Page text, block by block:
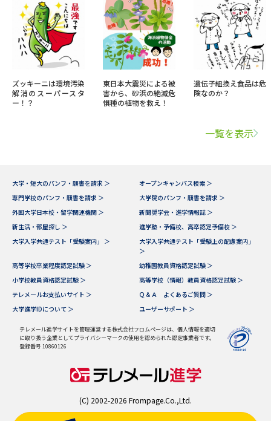
ズッキーニは環境汚染
解消のスーパースタ
ー！？
東日本大震災による被
害から、砂浜の絶滅危
惧種の植物を救え！
遺伝子組換え食品は危
険なのか？
一覧を表示
大学・短大のパンフ・願書を請求 ＞
オープンキャンパス検索 ＞
専門学校のパンフ・願書を請求 ＞
大学院のパンフ・願書を請求 ＞
外国大学日本校・留学関連機関 ＞
新聞奨学会・進学情報誌 ＞
新生活・部屋探し ＞
進学塾・予備校、高卒認定予備校 ＞
大学入学共通テスト「受験案内」 ＞
大学入学共通テスト「受験上の配慮案内」
＞
高等学校卒業程度認定試験 ＞
幼稚園教員資格認定試験 ＞
小学校教員資格認定試験 ＞
高等学校（情報）教員資格認定試験 ＞
テレメールお支払いサイト ＞
Ｑ＆Ａ よくあるご質問 ＞
大学進学IDについて ＞
ユーザーサポート ＞
テレメール進学サイトを管理運営する株式会社フロムページは、個人情報を適切
に取り扱う企業としてプライバシーマークの使用を認められた認定事業者です。
登録番号 10860126
(C) 2002-2026 Frompage.Co.,Ltd.